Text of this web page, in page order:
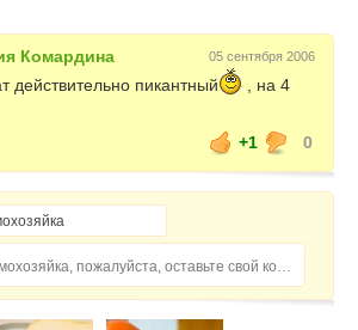
Комардина 05 сентября 2006
действительно пикантный , на 4
+1 0
Домохозяйка, пожалуйста, оставьте свой комментарий...